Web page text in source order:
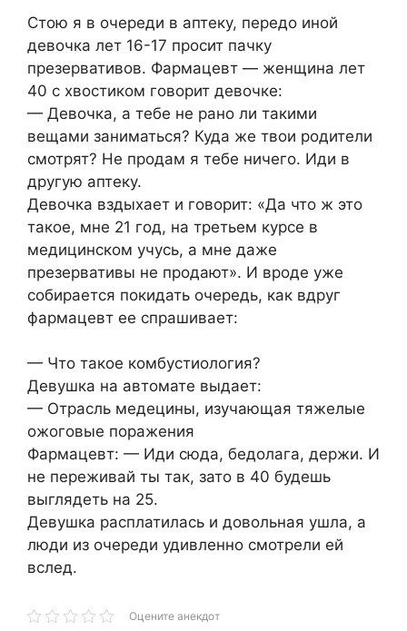
Стою я в очереди в аптеку, передо иной
девочка лет 16-17 просит пачку
презервативов. Фармацевт — женщина лет
40 с хвостиком говорит девочке:
— Девочка, а тебе не рано ли такими
вещами заниматься? Куда же твои родители
смотрят? Не продам я тебе ничего. Иди в
другую аптеку.
Девочка вздыхает и говорит: «Да что ж это
такое, мне 21 год, на третьем курсе в
медицинском учусь, а мне даже
презервативы не продают». И вроде уже
собирается покидать очередь, как вдруг
фармацевт ее спрашивает:
— Что такое комбустиология?
Девушка на автомате выдает:
— Отрасль медецины, изучающая тяжелые
ожоговые поражения
Фармацевт: — Иди сюда, бедолага, держи. И
не переживай ты так, зато в 40 будешь
выглядеть на 25.
Девушка расплатилась и довольная ушла, а
люди из очереди удивленно смотрели ей
вслед.
Оцените анекдот